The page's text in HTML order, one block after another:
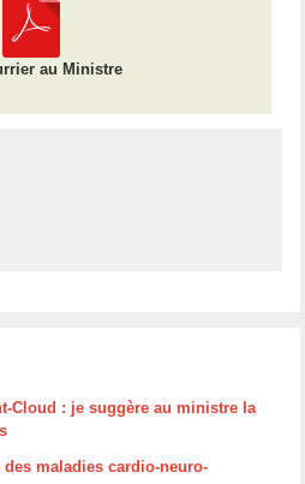
au Ministre
Cloud : je suggère au ministre la
maladies cardio-neuro-